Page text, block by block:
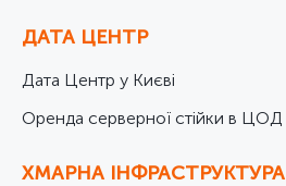
ДАТА ЦЕНТР
Дата Центр у Києві
Оренда серверної стійки в ЦОД
ХМАРНА ІНФРАСТРУКТУРА